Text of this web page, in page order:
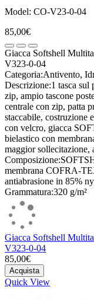
Model: CO-V23-0-04
85,00€
Giacca Softshell
V323-0-04
Categoria:Antivento,
Descrizione:1 tasca sul
zip, ampio tascone
centrale con zip, patta
staccabile, costruzione
con velcro, giacca
bielastico con
maggior sollecitazione,
membrana COFRA-
antiabrasione in 85%
Grammatura:320 g/m²
Giacca Softshell
V323-0-04
85,00€
Acquista
Quick View